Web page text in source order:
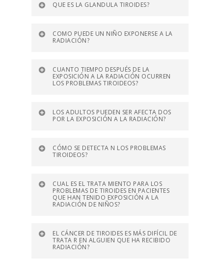
QUE ES LA GLANDULA TIROIDES?
COMO PUEDE UN NIÑO EXPONERSE A LA
RADIACIÓN?
CUANTO TIEMPO DESPUÉS DE LA
EXPOSICIÓN A LA RADIACIÓN OCURREN
LOS PROBLEMAS TIROIDEOS?
LOS ADULTOS PUEDEN SER AFECTA DOS
POR LA EXPOSICIÓN A LA RADIACIÓN?
CÓMO SE DETECTA N LOS PROBLEMAS
TIROIDEOS?
CUAL ES EL TRATA MIENTO PARA LOS
PROBLEMAS DE TIROIDES EN PACIENTES
QUE HAN TENIDO EXPOSICIÓN A LA
RADIACIÓN DE NIÑOS?
EL CÁNCER DE TIROIDES ES MÁS DIFÍCIL DE
TRATA R EN ALGUIEN QUE HA RECIBIDO
RADIACIÓN?